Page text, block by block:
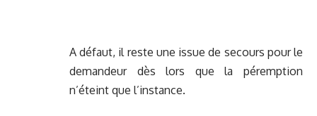
A défaut, il reste une issue de secours pour le
demandeur dès lors que la péremption
n’éteint que l’instance.